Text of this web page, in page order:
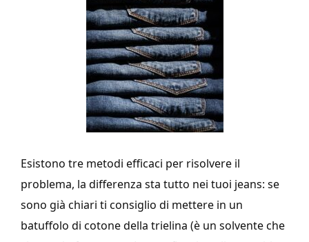
Esistono tre metodi efficaci per risolvere il
problema, la differenza sta tutto nei tuoi jeans: se
sono già chiari ti consiglio di mettere in un
batuffolo di cotone della trielina (è un solvente che